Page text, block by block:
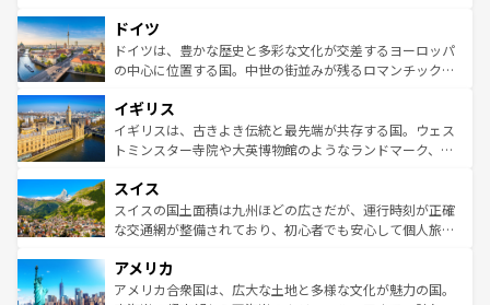
せる。地方によって風土や気候が異なるスペインはその個
性で訪れる人を魅了する。 なお、新着のスペイン情報は コ
ンテンツ一覧を参照してほしい。
で、幅広い魅力が詰まっている。華麗な宮殿、歴史的な大
聖堂、美しいビーチ、そして豊かな自然が、訪れる者を心
から魅了する。また、フランスは美食の国としても知ら
いる。シャンパンの発祥地であるランス、プロヴァンスの
香り高いラベンダー畑など、多彩な楽しみ方が可能だ。さ
らに、パリ以外の地域にも魅力が溢れており、どの街角に
れる地方に足を運ぶとそれぞれで全く異なる文化を体験で
きるだろう。 なお、新着のフランス情報はコンテンツ一覧
を参照してほしい。
ドイツ
ドイツは、豊かな歴史と多彩な文化が交差するヨーロッパ
の中心に位置する国。中世の街並みが残るロマンチック街
顔を持つこの国は、どこを歩いても飽きることがない。ベ
ルリンの文化的活気、バイエルン州のアルプスの絶景、そ
してライン川沿いのワイン畑といった風景は必見。ビール
は、お酒好きな人にはぜひ体験してほしい。 なお、新着の
ドイツ情報はコンテンツ一覧を参照してほしい。
イギリス
イギリスは、古きよき伝統と最先端が共存する国。ウェス
トミンスター寺院や大英博物館のようなランドマーク、歴
リアごとに異なる魅力がある。また、優雅なアフタヌーン
ティー、ビール好きにはたまらない英国パブ、サッカー観
戦など、本場だからこそできる体験も豊富。イギリスを旅
ンツ一覧を参照してほしい。
スイス
スイスの国土面積は九州ほどの広さだが、運行時刻が正確
な交通網が整備されており、初心者でも安心して個人旅行
の建物がそのまま残る町や、スイスならではのユニークな
博物館もあり、アルプス観光だけでなく町歩きも満喫する
アメリカ
アメリカ合衆国は、広大な土地と多様な文化が魅力の国。